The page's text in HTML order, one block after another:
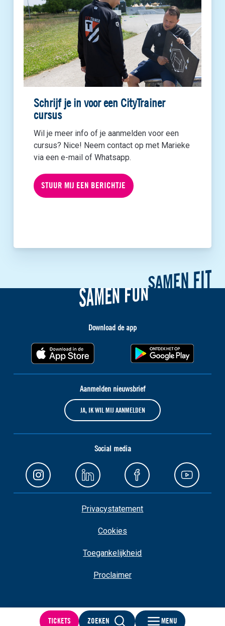
TICKETS ZOEKEN MENU
Schrijf je in voor een CityTrainer
cursus
Wil je meer info of je aanmelden voor een
cursus? Nice! Neem contact op met Marieke
via een e-mail of Whatsapp.
STUUR MIJ EEN BERICHTJE
Download de app
Aanmelden nieuwsbrief
JA, IK WIL MIJ AANMELDEN
Social media
Privacystatement
Cookies
Toegankelijkheid
Proclaimer